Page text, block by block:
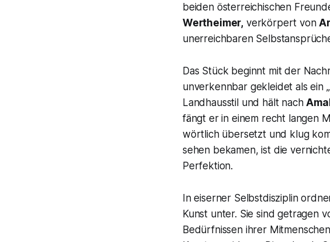
beiden österreichischen
Wertheimer, verkörpert von
unerreichbaren
Das Stück beginnt mit der
unverkennbar gekleidet als ein „
Landhausstil und hält nach
fängt er in einem recht langen
wörtlich übersetzt und klug
sehen bekamen, ist die
Perfektion.
In eiserner Selbstdisziplin
Kunst unter. Sie sind getragen
Bedürfnissen ihrer